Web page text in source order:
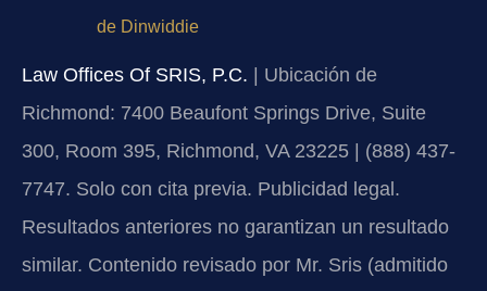
de Dinwiddie
Law Offices Of SRIS, P.C. | Ubicación de
Richmond: 7400 Beaufont Springs Drive, Suite
300, Room 395, Richmond, VA 23225 | (888) 437-
7747. Solo con cita previa. Publicidad legal.
Resultados anteriores no garantizan un resultado
similar. Contenido revisado por Mr. Sris (admitido